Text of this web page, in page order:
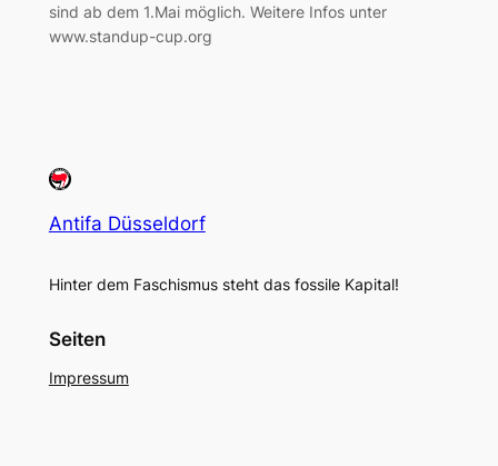
sind ab dem 1.Mai möglich. Weitere Infos unter
www.standup-cup.org
Antifa Düsseldorf
Hinter dem Faschismus steht das fossile Kapital!
Seiten
Impressum